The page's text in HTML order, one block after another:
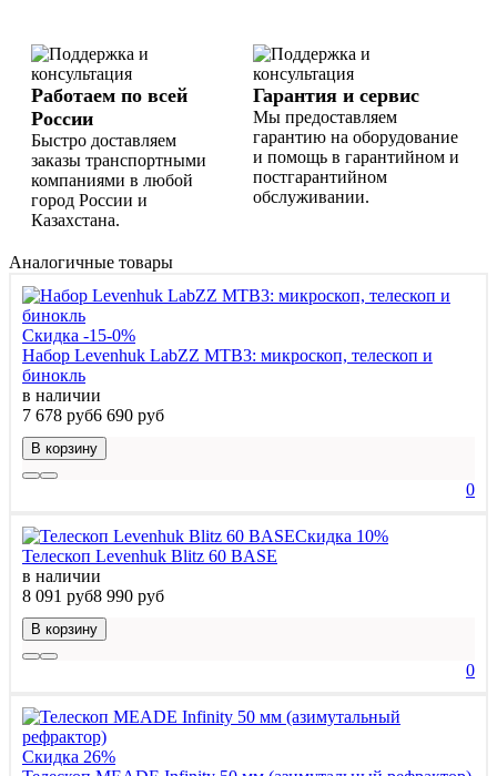
Работаем по всей
России
Быстро доставляем
заказы транспортными
компаниями в любой
город России и
Казахстана.
Гарантия и сервис
Мы предоставляем
гарантию на оборудование
и помощь в гарантийном и
постгарантийном
обслуживании.
Аналогичные товары
Скидка -15-0%
Набор Levenhuk LabZZ MTВ3: микроскоп, телескоп и
бинокль
в наличии
7 678 руб6 690 руб
В корзину
0
Скидка 10%
Телескоп Levenhuk Blitz 60 BASE
в наличии
8 091 руб8 990 руб
В корзину
0
Скидка 26%